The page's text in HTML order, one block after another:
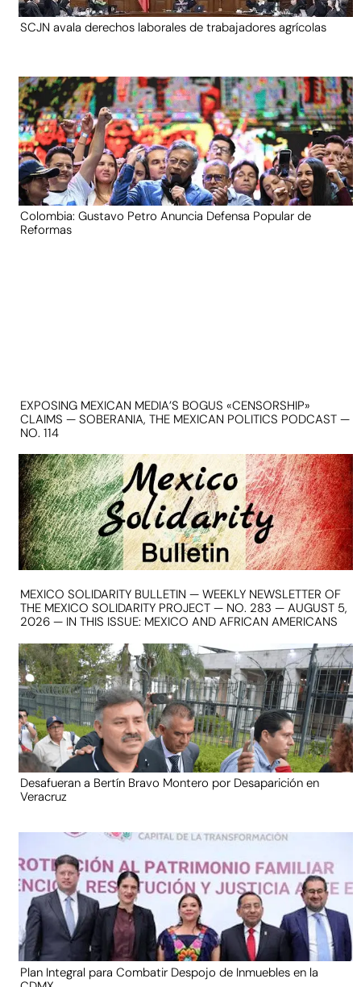
SCJN avala derechos laborales de trabajadores agrícolas
Colombia: Gustavo Petro Anuncia Defensa Popular de
Reformas
EXPOSING MEXICAN MEDIA’S BOGUS «CENSORSHIP»
CLAIMS — SOBERANIA, THE MEXICAN POLITICS PODCAST —
NO. 114
MEXICO SOLIDARITY BULLETIN — WEEKLY NEWSLETTER OF
THE MEXICO SOLIDARITY PROJECT — NO. 283 — AUGUST 5,
2026 — IN THIS ISSUE: MEXICO AND AFRICAN AMERICANS
Desafueran a Bertín Bravo Montero por Desaparición en
Veracruz
Plan Integral para Combatir Despojo de Inmuebles en la